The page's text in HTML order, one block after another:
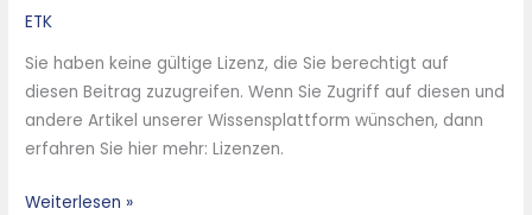
ETK
Sie haben keine gültige Lizenz, die Sie berechtigt auf
diesen Beitrag zuzugreifen. Wenn Sie Zugriff auf diesen und
andere Artikel unserer Wissensplattform wünschen, dann
erfahren Sie hier mehr: Lizenzen.
optimierende
Korrosionsschutzkonzepte
in
Verbrennungsanlagen
mit
Festbrennstoffen
Weiterlesen »